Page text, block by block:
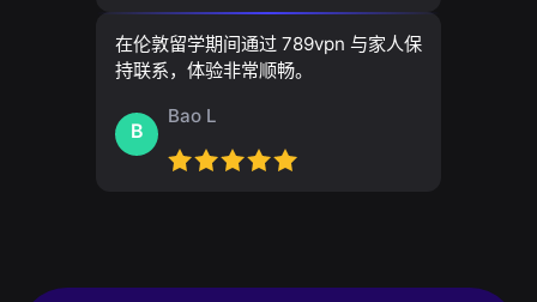
在伦敦留学期间通过 789vpn 与家人保
持联系，体验非常顺畅。
B
Bao L